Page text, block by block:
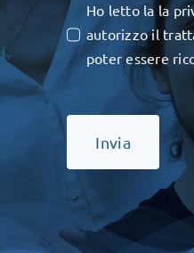
Ho letto la la
autorizzo il
poter essere
Invia